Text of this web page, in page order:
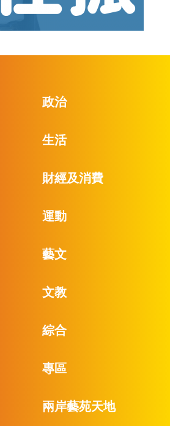
政治
生活
財經及消費
運動
藝文
文教
綜合
專區
兩岸藝苑天地